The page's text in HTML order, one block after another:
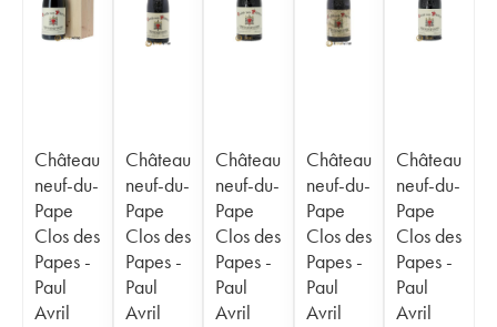
Château
neuf-du-
Pape
Clos des
Papes -
Paul
Avril
Château
neuf-du-
Pape
Clos des
Papes -
Paul
Avril
Château
neuf-du-
Pape
Clos des
Papes -
Paul
Avril
Château
neuf-du-
Pape
Clos des
Papes -
Paul
Avril
Château
neuf-du-
Pape
Clos des
Papes -
Paul
Avril